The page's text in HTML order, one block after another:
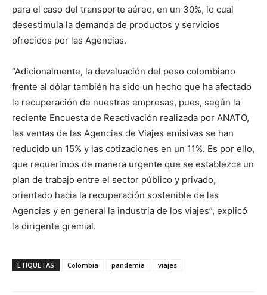
para el caso del transporte aéreo, en un 30%, lo cual
desestimula la demanda de productos y servicios
ofrecidos por las Agencias.
“Adicionalmente, la devaluación del peso colombiano
frente al dólar también ha sido un hecho que ha afectado
la recuperación de nuestras empresas, pues, según la
reciente Encuesta de Reactivación realizada por ANATO,
las ventas de las Agencias de Viajes emisivas se han
reducido un 15% y las cotizaciones en un 11%. Es por ello,
que requerimos de manera urgente que se establezca un
plan de trabajo entre el sector público y privado,
orientado hacia la recuperación sostenible de las
Agencias y en general la industria de los viajes”, explicó
la dirigente gremial.
ETIQUETAS Colombia pandemia viajes